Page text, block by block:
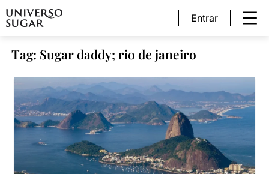
Entrar
Tag: Sugar daddy; rio de janeiro